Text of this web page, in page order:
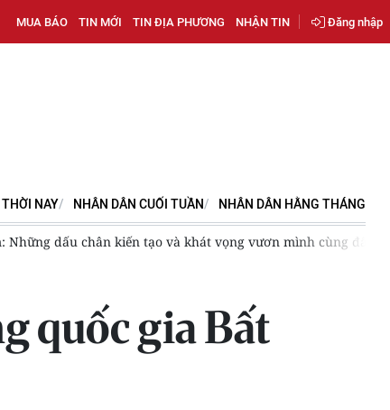
MUA BÁO TIN MỚI TIN ĐỊA PHƯƠNG NHẬN TIN Đăng nhập
THỜI NAY NHÂN DÂN CUỐI TUẦN NHÂN DÂN HẰNG THÁNG
hành tối đa công suất, chủ động nguồn E100 cho xăng E10
quốc gia Bất